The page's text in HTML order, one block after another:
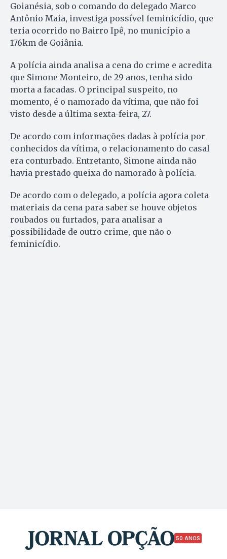
Goianésia, sob o comando do delegado Marco
Antônio Maia, investiga possível feminicídio, que
teria ocorrido no Bairro Ipê, no município a
176km de Goiânia.
A polícia ainda analisa a cena do crime e acredita
que Simone Monteiro, de 29 anos, tenha sido
morta a facadas. O principal suspeito, no
momento, é o namorado da vítima, que não foi
visto desde a última sexta-feira, 27.
De acordo com informações dadas à polícia por
conhecidos da vítima, o relacionamento do casal
era conturbado. Entretanto, Simone ainda não
havia prestado queixa do namorado à polícia.
De acordo com o delegado, a polícia agora coleta
materiais da cena para saber se houve objetos
roubados ou furtados, para analisar a
possibilidade de outro crime, que não o
feminicídio.
50 ANOS